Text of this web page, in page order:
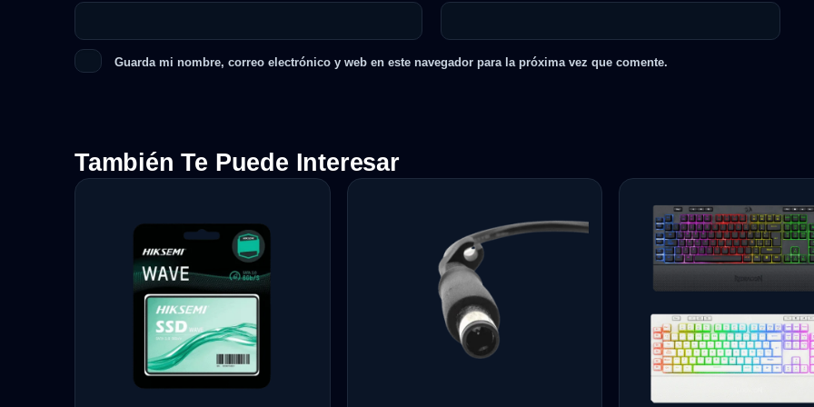
Guarda mi nombre, correo electrónico y web en este navegador para la próxima vez que comente.
También Te Puede Interesar